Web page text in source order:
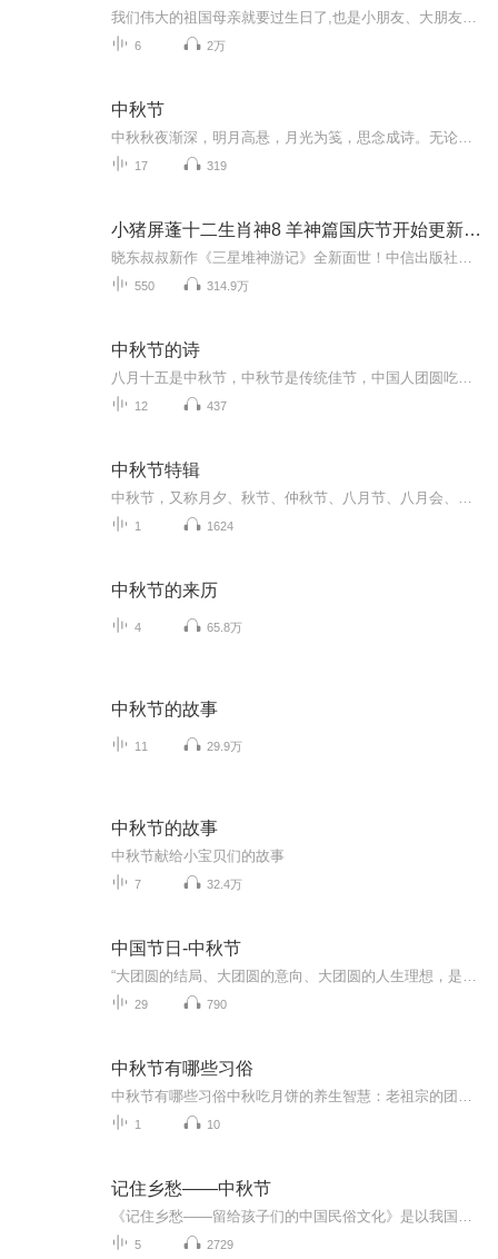
6 2万
中秋节
17 319
小猪屏蓬十二生肖神8 羊神篇国庆节开始更新啦！
550 314.9万
中秋节的诗
12 437
中秋节特辑
1 1624
中秋节的来历
4 65.8万
中秋节的故事
11 29.9万
中秋节的故事
中秋节献给小宝贝们的故事
7 32.4万
中国节日-中秋节
29 790
中秋节有哪些习俗
1 10
记住乡愁——中秋节
5 2729